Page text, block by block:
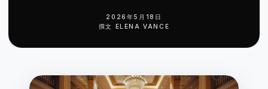
2026年5月18日
撰文 ELENA VANCE